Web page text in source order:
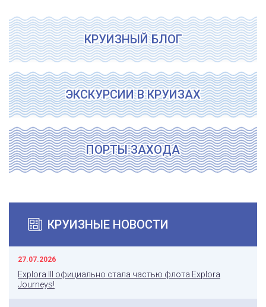
КРУИЗНЫЙ БЛОГ
ЭКСКУРСИИ В КРУИЗАХ
ПОРТЫ ЗАХОДА
КРУИЗНЫЕ НОВОСТИ
27.07.2026
Explora III официально стала частью флота Explora
Journeys!